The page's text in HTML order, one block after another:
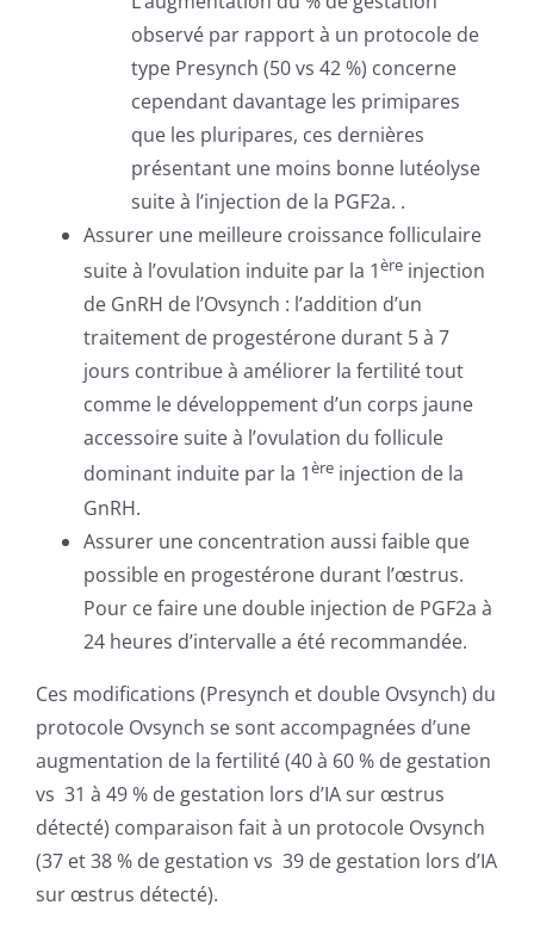
observé par rapport à un protocole de
type Presynch (50 vs 42 %) concerne
cependant davantage les primipares
que les pluripares, ces dernières
présentant une moins bonne lutéolyse
suite à l’injection de la PGF2a. .
Assurer une meilleure croissance folliculaire
suite à l’ovulation induite par la 1èreinjection
de GnRH de l’Ovsynch : l’addition d’un
traitement de progestérone durant 5 à 7
jours contribue à améliorer la fertilité tout
comme le développement d’un corps jaune
accessoire suite à l’ovulation du follicule
dominant induite par la 1èreinjection de la
GnRH.
Assurer une concentration aussi faible que
possible en progestérone durant l’œstrus.
Pour ce faire une double injection de PGF2a à
24 heures d’intervalle a été recommandée.
Ces modifications (Presynch et double Ovsynch) du
protocole Ovsynch se sont accompagnées d’une
augmentation de la fertilité (40 à 60 % de gestation
vs 31 à 49 % de gestation lors d’IA sur œstrus
détecté) comparaison fait à un protocole Ovsynch
(37 et 38 % de gestation vs 39 de gestation lors d’IA
sur œstrus détecté).